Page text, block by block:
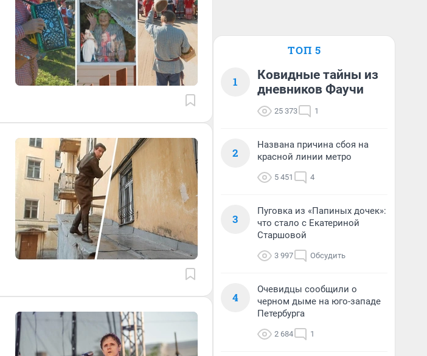
ТОП 5
1
Ковидные тайны из
дневников Фаучи
25 373 1
2
Названа причина сбоя на
красной линии метро
5 451 4
3
Пуговка из «Папиных дочек»:
что стало с Екатериной
Старшовой
3 997 Обсудить
4
Очевидцы сообщили о
черном дыме на юго-западе
Петербурга
2 684 1